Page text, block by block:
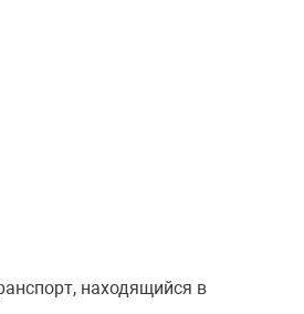
находящийся в